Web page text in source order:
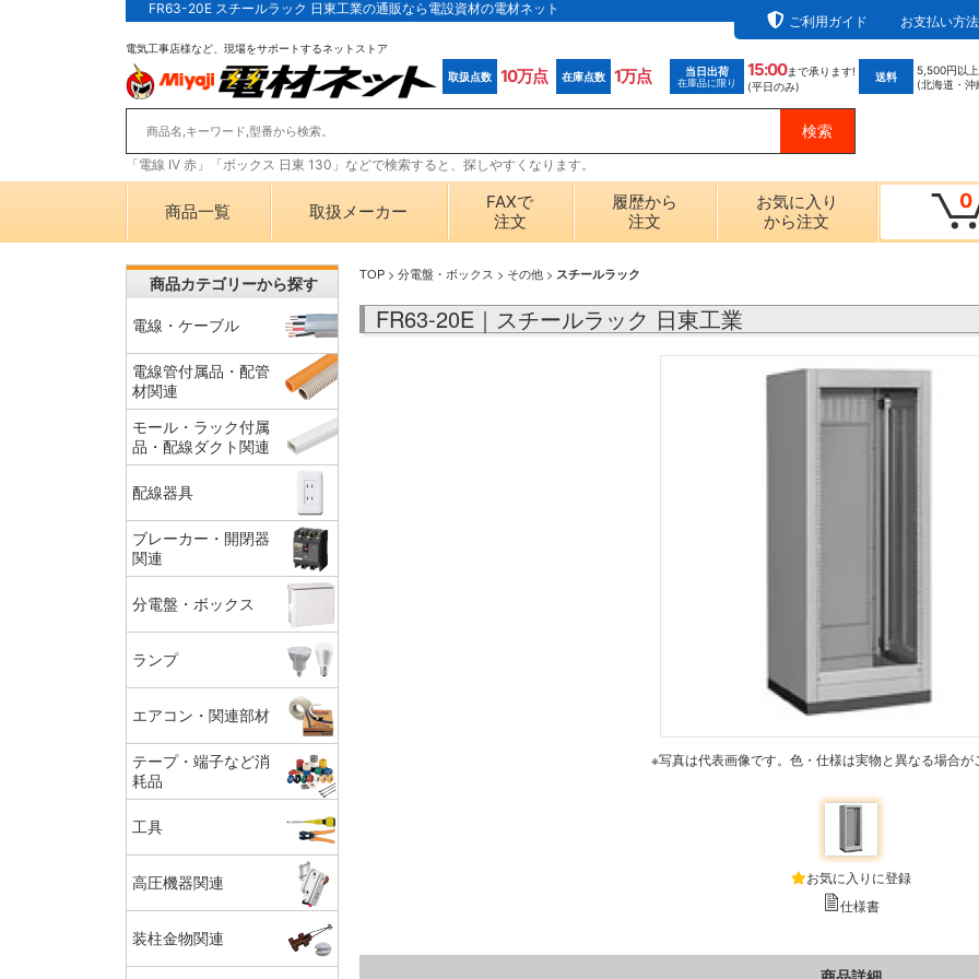
FR63-20E スチールラック 日東工業の通販なら電設資材の電材ネット
ご利用ガイド
お支払い方法
電気工事店様など、現場をサポートするネットストア
取扱点数 10万点 在庫点数 1万点 当日出荷
在庫品に限り
15:00まで承ります!
(平日のみ)
送料 5,500円以
(北海道・沖
「電線 IV 赤」「ボックス 日東 130」などで検索すると、探しやすくなります。
商品一覧 取扱メーカー
FAXで
注文
履歴から
注文
お気に入り
から注文
0
TOP > 分電盤・ボックス > その他 > スチールラック
FR63-20E｜スチールラック 日東工業
※写真は代表画像です。色・仕様は実物と異なる場合が
お気に入りに登録
仕様書
商品カテゴリーから探す
電線・ケーブル
電線管付属品・配管
材関連
モール・ラック付属
品・配線ダクト関連
配線器具
ブレーカー・開閉器
関連
分電盤・ボックス
ランプ
エアコン・関連部材
テープ・端子など消
耗品
工具
高圧機器関連
装柱金物関連